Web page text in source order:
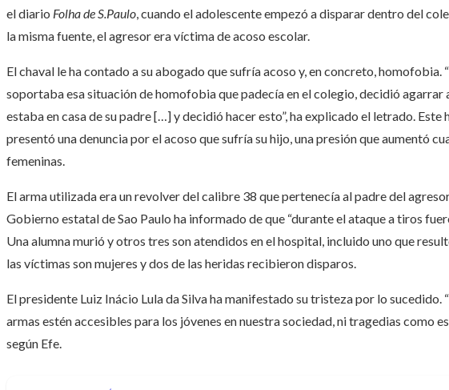
el diario Folha de S.Paulo, cuando el adolescente empezó a disparar dentro del
la misma fuente, el agresor era víctima de acoso escolar.
El chaval le ha contado a su abogado que sufría acoso y, en concreto, homofobia.
soportaba esa situación de homofobia que padecía en el colegio, decidió agarrar
estaba en casa de su padre […] y decidió hacer esto”, ha explicado el letrado. Este
presentó una denuncia por el acoso que sufría su hijo, una presión que aumentó
femeninas.
El arma utilizada era un revolver del calibre 38 que pertenecía al padre del
Gobierno estatal de Sao Paulo ha informado de que “durante el ataque a tiros
Una alumna murió y otros tres son atendidos en el hospital, incluido uno que
las víctimas son mujeres y dos de las heridas recibieron disparos.
El presidente Luiz Inácio Lula da Silva ha manifestado su tristeza por lo sucedido.
armas estén accesibles para los jóvenes en nuestra sociedad, ni tragedias como
según Efe.